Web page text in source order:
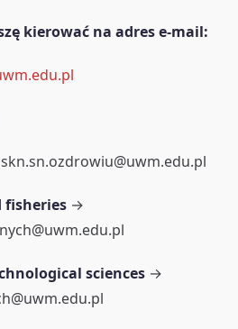
kierować na adres e-mail:
fisheries →
sciences →